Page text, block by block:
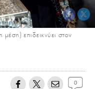
επιδεικνύει στον
0